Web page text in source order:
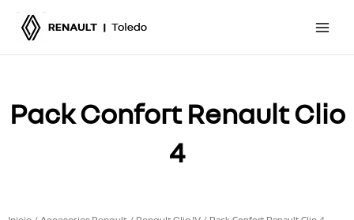
Pack Confort Renault Clio
4